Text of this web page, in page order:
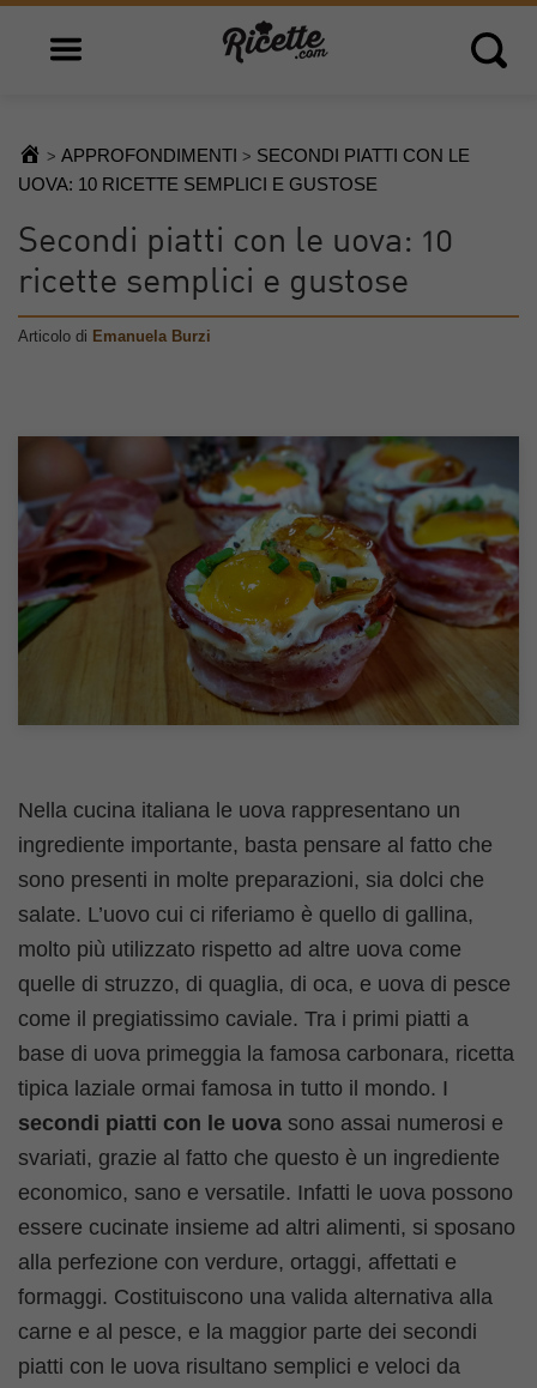
Open main menu Open
> APPROFONDIMENTI > SECONDI PIATTI CON LE
UOVA: 10 RICETTE SEMPLICI E GUSTOSE
Secondi piatti con le uova: 10
ricette semplici e gustose
Articolo di Emanuela Burzi
Nella cucina italiana le uova rappresentano un
ingrediente importante, basta pensare al fatto che
sono presenti in molte preparazioni, sia dolci che
salate. L’uovo cui ci riferiamo è quello di gallina,
molto più utilizzato rispetto ad altre uova come
quelle di struzzo, di quaglia, di oca, e uova di pesce
come il pregiatissimo caviale. Tra i primi piatti a
base di uova primeggia la famosa carbonara, ricetta
tipica laziale ormai famosa in tutto il mondo. I
secondi piatti con le uova sono assai numerosi e
svariati, grazie al fatto che questo è un ingrediente
economico, sano e versatile. Infatti le uova possono
essere cucinate insieme ad altri alimenti, si sposano
alla perfezione con verdure, ortaggi, affettati e
formaggi. Costituiscono una valida alternativa alla
carne e al pesce, e la maggior parte dei secondi
piatti con le uova risultano semplici e veloci da